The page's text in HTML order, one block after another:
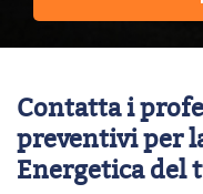
Contatta i
preventivi per
Energetica del